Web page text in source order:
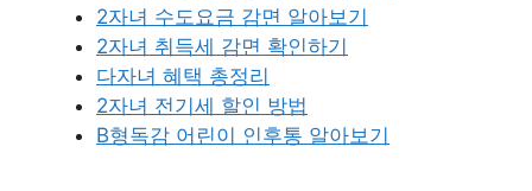
2자녀 수도요금 감면 알아보기
2자녀 취득세 감면 확인하기
다자녀 혜택 총정리
2자녀 전기세 할인 방법
B형독감 어린이 인후통 알아보기